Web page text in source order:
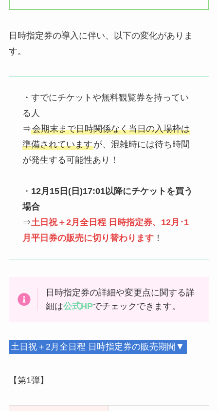
日時指定券の導入に伴い、以下の変化がありま
す。
・すでにチケットや無料観覧券を持ってい
る人
⇒会期末まで日時関係なく当日の入場枠は
準備されていますが、混雑時には待ち時間
が発生する可能性あり！
・ 12月15日(日)17:01以降にチケットを買う
場合
⇒土日祝＋2月全日程 日時指定券、12月･1
月平日券の販売に切り替わります！
日時指定券の詳細や変更点に関する詳
細は公式HPでチェックできます。
土日祝＋2月全日程 日時指定券の販売期間▼
【第1弾】